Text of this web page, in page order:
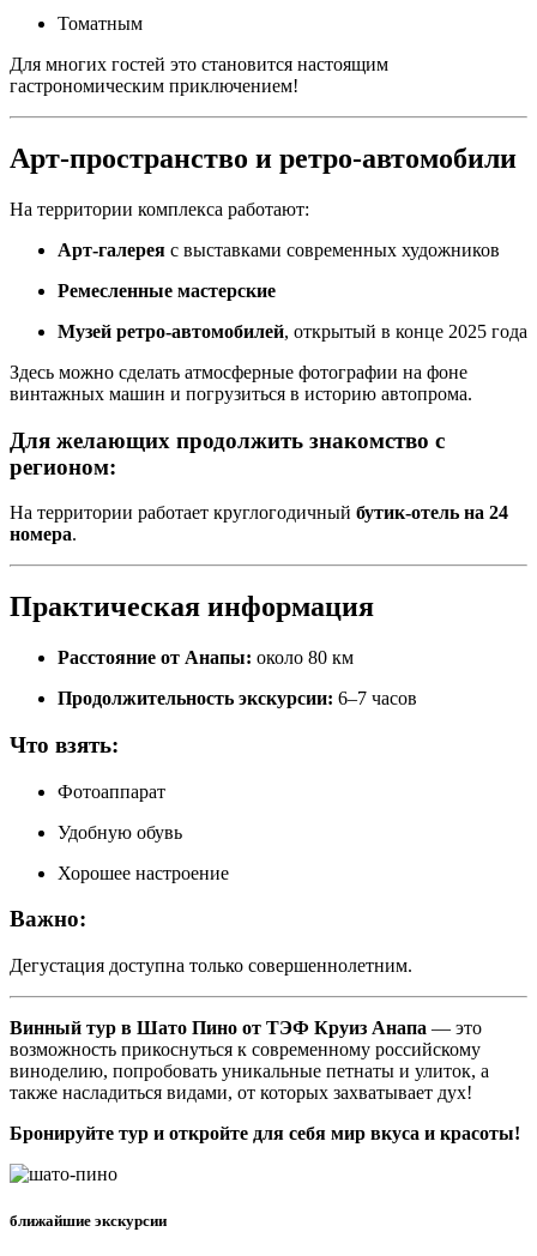
Томатным
Для многих гостей это становится настоящим
гастрономическим приключением!
Арт-пространство и ретро-автомобили
На территории комплекса работают:
Арт-галерея с выставками современных художников
Ремесленные мастерские
Музей ретро-автомобилей, открытый в конце 2025 года
Здесь можно сделать атмосферные фотографии на фоне
винтажных машин и погрузиться в историю автопрома.
Для желающих продолжить знакомство с
регионом:
На территории работает круглогодичный бутик-отель на 24
номера.
Практическая информация
Расстояние от Анапы: около 80 км
Продолжительность экскурсии: 6–7 часов
Что взять:
Фотоаппарат
Удобную обувь
Хорошее настроение
Важно:
Дегустация доступна только совершеннолетним.
Винный тур в Шато Пино от ТЭФ Круиз Анапа — это
возможность прикоснуться к современному российскому
виноделию, попробовать уникальные петнаты и улиток, а
также насладиться видами, от которых захватывает дух!
Бронируйте тур и откройте для себя мир вкуса и красоты!
ближайшие экскурсии